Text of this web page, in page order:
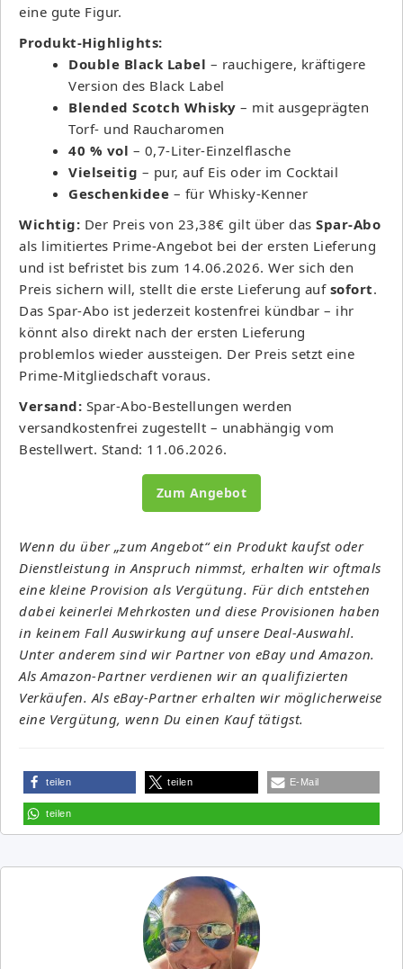
eine gute Figur.
Produkt-Highlights:
Double Black Label – rauchigere, kräftigere
Version des Black Label
Blended Scotch Whisky – mit ausgeprägten
Torf- und Raucharomen
40 % vol – 0,7-Liter-Einzelflasche
Vielseitig – pur, auf Eis oder im Cocktail
Geschenkidee – für Whisky-Kenner
Wichtig: Der Preis von 23,38€ gilt über das Spar-Abo
als limitiertes Prime-Angebot bei der ersten Lieferung
und ist befristet bis zum 14.06.2026. Wer sich den
Preis sichern will, stellt die erste Lieferung auf sofort.
Das Spar-Abo ist jederzeit kostenfrei kündbar – ihr
könnt also direkt nach der ersten Lieferung
problemlos wieder aussteigen. Der Preis setzt eine
Prime-Mitgliedschaft voraus.
Versand: Spar-Abo-Bestellungen werden
versandkostenfrei zugestellt – unabhängig vom
Bestellwert. Stand: 11.06.2026.
Zum Angebot
Wenn du über „zum Angebot“ ein Produkt kaufst oder
Dienstleistung in Anspruch nimmst, erhalten wir oftmals
eine kleine Provision als Vergütung. Für dich entstehen
dabei keinerlei Mehrkosten und diese Provisionen haben
in keinem Fall Auswirkung auf unsere Deal-Auswahl.
Unter anderem sind wir Partner von eBay und Amazon.
Als Amazon-Partner verdienen wir an qualifizierten
Verkäufen. Als eBay-Partner erhalten wir möglicherweise
eine Vergütung, wenn Du einen Kauf tätigst.
teilen teilen E-Mail
teilen